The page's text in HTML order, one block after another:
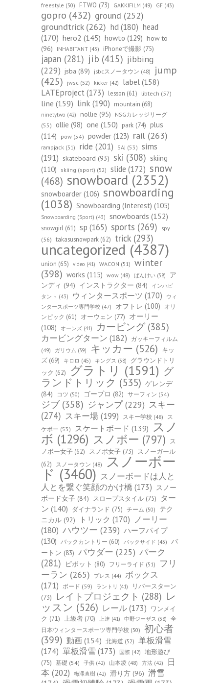
freestyle (50) FTWO (73) GAKKIFILM (49) GF (43)
gopro (432) ground (252)
groundtrick(262) hd(180) head
(170) hero2 (145) howto (129) how to
(96)
INHABITANT (43) iPhoneで撮影 (75)
japan (281) jib (415) jibbing
(229) jsba (89) jsbcスノータウン (48)
jump
(425)
jwsc (52) kicker (42) label (158)
LATEproject(173) lesson (61) libtech (57)
line (159) link (190) mountain (68)
ninetytwo (42) nollie (95)
NSGカレッジリーグ
(55)
ollie (98) one (150) park (74) plus
(114)
pow (54) powder (123) rail (263)
rampjack (51) ride (201) SAJ (53) sims
(191) skateboard (93) ski (308) skiing
(110)
skiing (sport) (52) slide (172) snow
(468) snowboard (2352)
snowboarder (106) snowboarding
(1038) Snowboarding (Interest) (105)
Snowboarding (Sport) (43) snowboards (152)
snowgirl (61) sp (165) sports (269)
spy
(56) takasusnowpark (62) trick (293)
uncategorized (4387)
union (65) video (41) WACON (51) winter
(398) works (115) wow (48) ばんけい (38)
ア
ンディ (94) インストラクター (84)
インハビ
タント (43) ウィンタースポーツ (170)
ウィ
ンタースポーツ専門学校 (47) オフトレ (100)
オリ
ンピック (61) オーウェン (77) オーリー
(108)
オーンズ (41) カービング (385)
カービングターン (182)
ガッキーフィルム
(49)
ガリウム (39) キッカー (526) キッ
ズ (69) キロロ (45) キングス (38)
グラウンドトリ
ック (62) グラトリ (1591) グ
ランドトリック (535) ゲレンデ
(84)
コツ (50) ゴープロ (82) サーフィン (54)
ジブ (358) ジャンプ(229) スキー
(274) スキー場 (199) スキー学校 (48)
ス
ケボー (53) スケートボード (139) スノ
ボ (1296) スノボー (797)
ス
ノボー女子 (62) スノボ女子 (73)
スノーガール
(62)
スノータウン (48) スノーボー
ド (3460) スノーボードは人と
人とを繋ぐ笑顔のかけ橋 (173) スノー
ボード女子 (84) スロープスタイル (75)
ター
ン (140) ダイナランド (75) チーム (50)
テク
ニカル (92) トリック (170) ノーリー
(180) ハウツー (239) ハーフパイプ
(130)
バックカントリー (60) バックサイド (43)
バ
ートン (83) パウダー (225) パーク
(281)
ピボット (80) フリーライド (51)
フリ
ーラン (265) プレス (44)
ボックス
(171)
ボード (59) ラントリ (41)
リバースターン
(73)
レイトプロジェクト (288) レ
ッスン (526) レール(173) ワンメイ
ク (71) 上級者 (70) 上達 (41) 中野ジーザス (38)
全
日本ウィンタースポーツ専門学校 (50) 初心者
(399) 動画 (154) 北海道 (52) 单板滑雪
(174) 單板滑雪 (173) 国際 (42)
地形遊び
(75) 基礎 (54) 子供 (42) 山本凌 (48) 方法 (42)
日
本 (202) 梅澤直樹 (42) 滑り方 (96) 滑雪